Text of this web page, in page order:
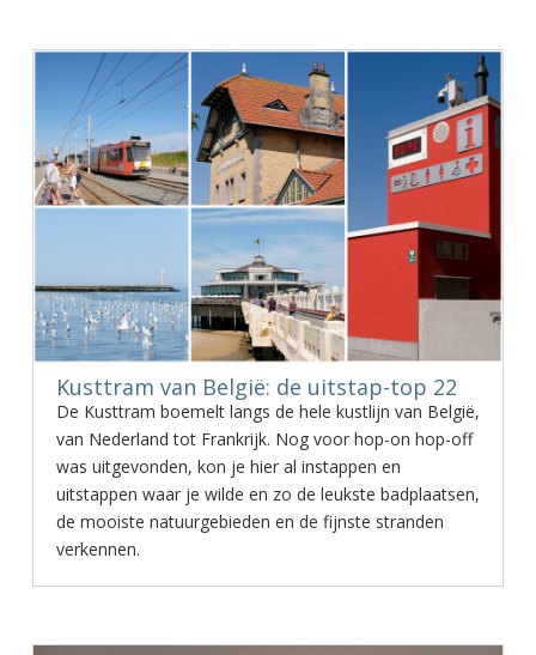
Kusttram van België: de uitstap-top 22
De Kusttram boemelt langs de hele kustlijn van België,
van Nederland tot Frankrijk. Nog voor hop-on hop-off
was uitgevonden, kon je hier al instappen en
uitstappen waar je wilde en zo de leukste badplaatsen,
de mooiste natuurgebieden en de fijnste stranden
verkennen.